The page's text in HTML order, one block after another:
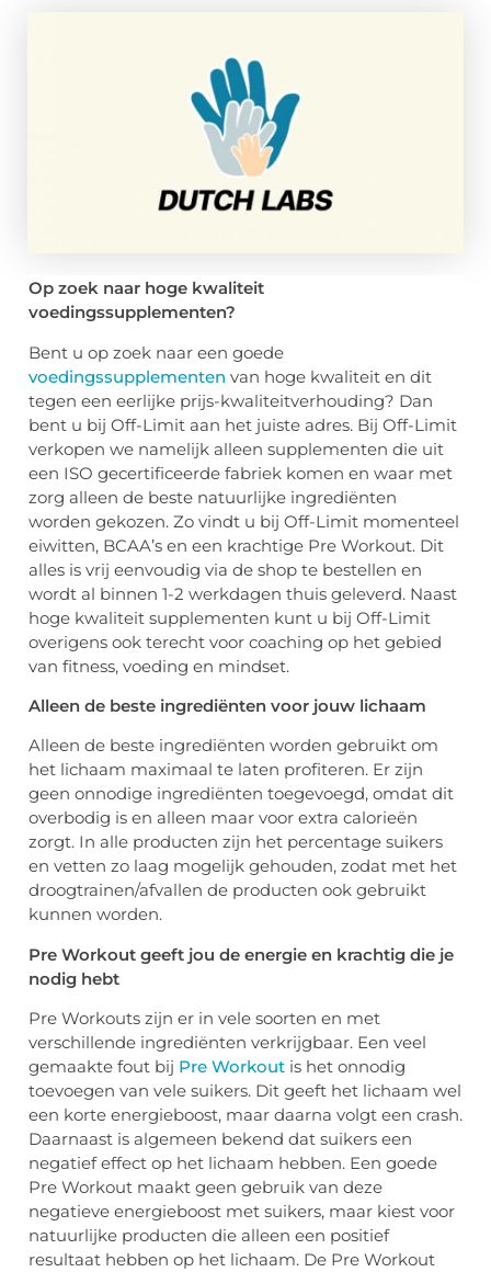
Op zoek naar hoge kwaliteit
voedingssupplementen?
Bent u op zoek naar een goede
voedingssupplementen van hoge kwaliteit en dit
tegen een eerlijke prijs-kwaliteitverhouding? Dan
bent u bij Off-Limit aan het juiste adres. Bij Off-Limit
verkopen we namelijk alleen supplementen die uit
een ISO gecertificeerde fabriek komen en waar met
zorg alleen de beste natuurlijke ingrediënten
worden gekozen. Zo vindt u bij Off-Limit momenteel
eiwitten, BCAA’s en een krachtige Pre Workout. Dit
alles is vrij eenvoudig via de shop te bestellen en
wordt al binnen 1-2 werkdagen thuis geleverd. Naast
hoge kwaliteit supplementen kunt u bij Off-Limit
overigens ook terecht voor coaching op het gebied
van fitness, voeding en mindset.
Alleen de beste ingrediënten voor jouw lichaam
Alleen de beste ingrediënten worden gebruikt om
het lichaam maximaal te laten profiteren. Er zijn
geen onnodige ingrediënten toegevoegd, omdat dit
overbodig is en alleen maar voor extra calorieën
zorgt. In alle producten zijn het percentage suikers
en vetten zo laag mogelijk gehouden, zodat met het
droogtrainen/afvallen de producten ook gebruikt
kunnen worden.
Pre Workout geeft jou de energie en krachtig die je
nodig hebt
Pre Workouts zijn er in vele soorten en met
verschillende ingrediënten verkrijgbaar. Een veel
gemaakte fout bij Pre Workout is het onnodig
toevoegen van vele suikers. Dit geeft het lichaam wel
een korte energieboost, maar daarna volgt een crash.
Daarnaast is algemeen bekend dat suikers een
negatief effect op het lichaam hebben. Een goede
Pre Workout maakt geen gebruik van deze
negatieve energieboost met suikers, maar kiest voor
natuurlijke producten die alleen een positief
resultaat hebben op het lichaam. De Pre Workout